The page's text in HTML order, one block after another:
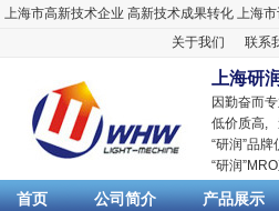
上海市高新技术企业 高新技术成果转化 上海
关于我们
联系
上海研
因勤奋而
低价质高,
“研润”品牌
“研润
首页 公司简介 产品展示